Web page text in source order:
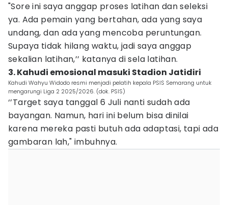
"Sore ini saya anggap proses latihan dan seleksi
ya. Ada pemain yang bertahan, ada yang saya
undang, dan ada yang mencoba peruntungan.
Supaya tidak hilang waktu, jadi saya anggap
sekalian latihan,’’ katanya di sela latihan.
3. Kahudi emosional masuki Stadion Jatidiri
Kahudi Wahyu Widodo resmi menjadi pelatih kepala PSIS Semarang untuk
mengarungi Liga 2 2025/2026. (dok. PSIS)
‘’Target saya tanggal 6 Juli nanti sudah ada
bayangan. Namun, hari ini belum bisa dinilai
karena mereka pasti butuh ada adaptasi, tapi ada
gambaran lah," imbuhnya.